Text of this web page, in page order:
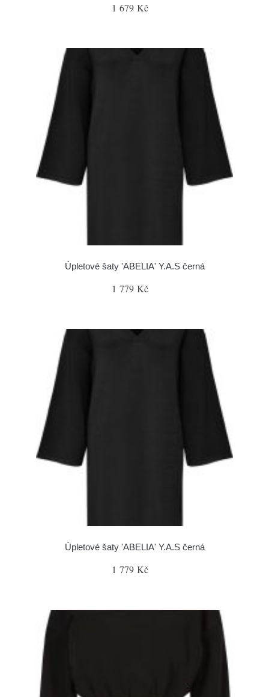
1 679 Kč
Úpletové šaty 'ABELIA' Y.A.S černá
1 779 Kč
Úpletové šaty 'ABELIA' Y.A.S černá
1 779 Kč